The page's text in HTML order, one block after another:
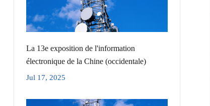
La 13e exposition de l'information
électronique de la Chine (occidentale)
Jul 17, 2025